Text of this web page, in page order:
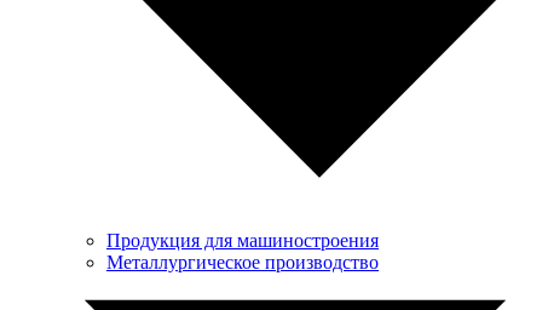
Продукция для машиностроения
Металлургическое производство